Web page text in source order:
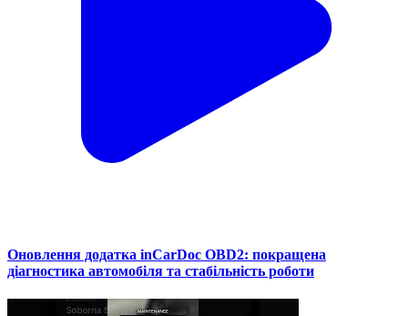
Оновлення додатка inCarDoc OBD2: покращена
діагностика автомобіля та стабільність роботи